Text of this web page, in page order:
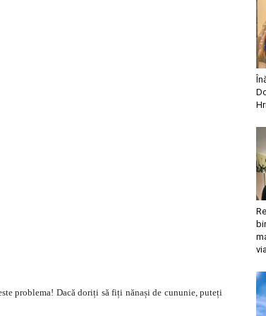
problema! Dacă doriți să fiți nănași de cununie, puteți